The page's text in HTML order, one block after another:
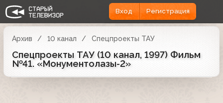
Вход Регистрация
Архив 10 канал Спецпроекты ТАУ
Спецпроекты ТАУ (10 канал, 1997) Фильм
№41. «Монументолазы-2»